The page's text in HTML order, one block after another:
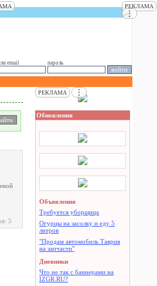
РЕКЛАМА
⋮
email пароль
5
РЕКЛАМА ⋮
Обновления
Объявления
Требуется уборщица
Огурцы на засолку и еду 5
литров
"Продам автомобиль Таврия
на запчасти"
Дневники
Что не так с баннерами на
IZGR.RU?